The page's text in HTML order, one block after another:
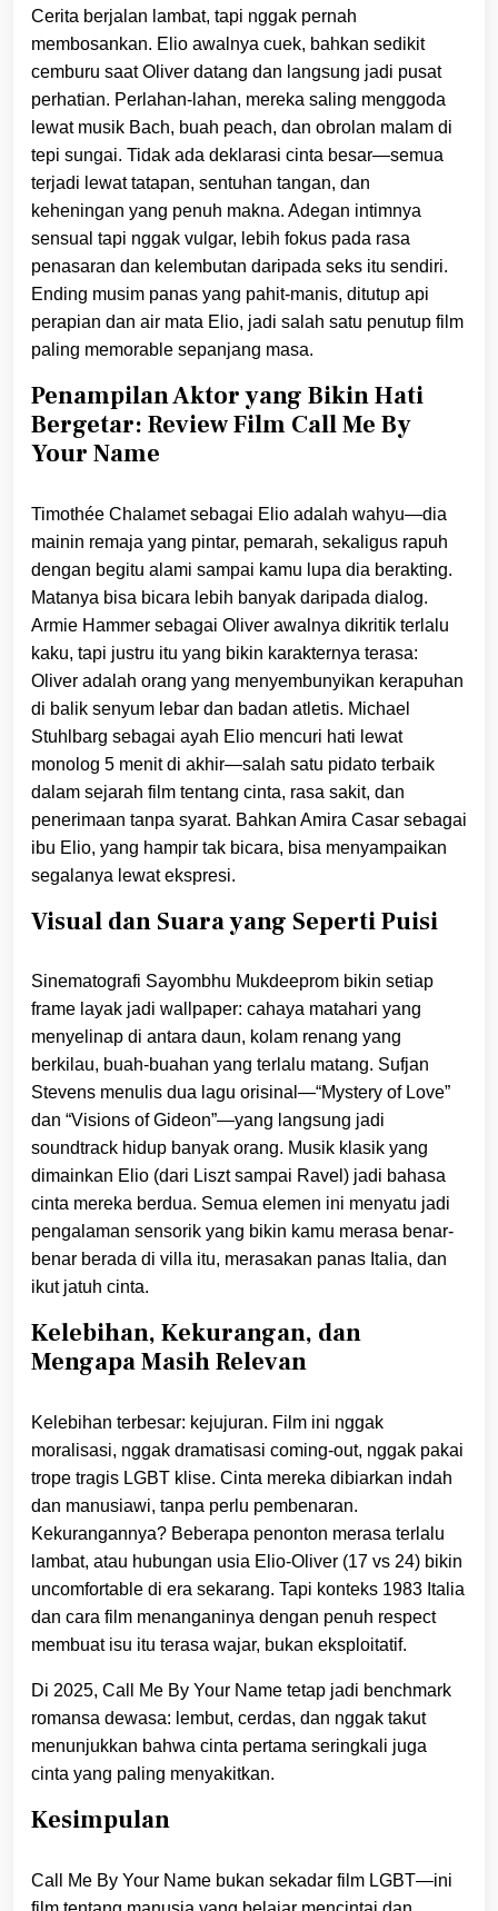
Cerita berjalan lambat, tapi nggak pernah
membosankan. Elio awalnya cuek, bahkan sedikit
cemburu saat Oliver datang dan langsung jadi pusat
perhatian. Perlahan-lahan, mereka saling menggoda
lewat musik Bach, buah peach, dan obrolan malam di
tepi sungai. Tidak ada deklarasi cinta besar—semua
terjadi lewat tatapan, sentuhan tangan, dan
keheningan yang penuh makna. Adegan intimnya
sensual tapi nggak vulgar, lebih fokus pada rasa
penasaran dan kelembutan daripada seks itu sendiri.
Ending musim panas yang pahit-manis, ditutup api
perapian dan air mata Elio, jadi salah satu penutup film
paling memorable sepanjang masa.
Penampilan Aktor yang Bikin Hati
Bergetar: Review Film Call Me By
Your Name
Timothée Chalamet sebagai Elio adalah wahyu—dia
mainin remaja yang pintar, pemarah, sekaligus rapuh
dengan begitu alami sampai kamu lupa dia berakting.
Matanya bisa bicara lebih banyak daripada dialog.
Armie Hammer sebagai Oliver awalnya dikritik terlalu
kaku, tapi justru itu yang bikin karakternya terasa:
Oliver adalah orang yang menyembunyikan kerapuhan
di balik senyum lebar dan badan atletis. Michael
Stuhlbarg sebagai ayah Elio mencuri hati lewat
monolog 5 menit di akhir—salah satu pidato terbaik
dalam sejarah film tentang cinta, rasa sakit, dan
penerimaan tanpa syarat. Bahkan Amira Casar sebagai
ibu Elio, yang hampir tak bicara, bisa menyampaikan
segalanya lewat ekspresi.
Visual dan Suara yang Seperti Puisi
Sinematografi Sayombhu Mukdeeprom bikin setiap
frame layak jadi wallpaper: cahaya matahari yang
menyelinap di antara daun, kolam renang yang
berkilau, buah-buahan yang terlalu matang. Sufjan
Stevens menulis dua lagu orisinal—“Mystery of Love”
dan “Visions of Gideon”—yang langsung jadi
soundtrack hidup banyak orang. Musik klasik yang
dimainkan Elio (dari Liszt sampai Ravel) jadi bahasa
cinta mereka berdua. Semua elemen ini menyatu jadi
pengalaman sensorik yang bikin kamu merasa benar-
benar berada di villa itu, merasakan panas Italia, dan
ikut jatuh cinta.
Kelebihan, Kekurangan, dan
Mengapa Masih Relevan
Kelebihan terbesar: kejujuran. Film ini nggak
moralisasi, nggak dramatisasi coming-out, nggak pakai
trope tragis LGBT klise. Cinta mereka dibiarkan indah
dan manusiawi, tanpa perlu pembenaran.
Kekurangannya? Beberapa penonton merasa terlalu
lambat, atau hubungan usia Elio-Oliver (17 vs 24) bikin
uncomfortable di era sekarang. Tapi konteks 1983 Italia
dan cara film menanganinya dengan penuh respect
membuat isu itu terasa wajar, bukan eksploitatif.
Di 2025, Call Me By Your Name tetap jadi benchmark
romansa dewasa: lembut, cerdas, dan nggak takut
menunjukkan bahwa cinta pertama seringkali juga
cinta yang paling menyakitkan.
Kesimpulan
Call Me By Your Name bukan sekadar film LGBT—ini